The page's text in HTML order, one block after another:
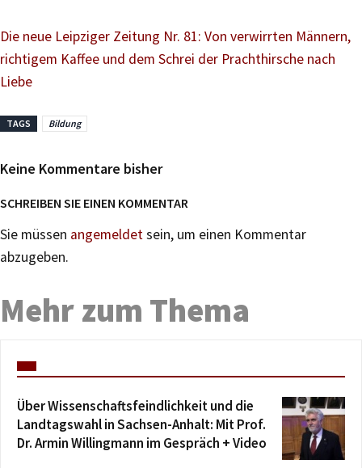
Die neue Leipziger Zeitung Nr. 81: Von verwirrten Männern,
richtigem Kaffee und dem Schrei der Prachthirsche nach
Liebe
TAGS Bildung
Keine Kommentare bisher
SCHREIBEN SIE EINEN KOMMENTAR
Sie müssen angemeldetsein, um einen Kommentar
abzugeben.
Mehr zum Thema
Über Wissenschaftsfeindlichkeit und die
Landtagswahl in Sachsen-Anhalt: Mit Prof.
Dr. Armin Willingmann im Gespräch + Video